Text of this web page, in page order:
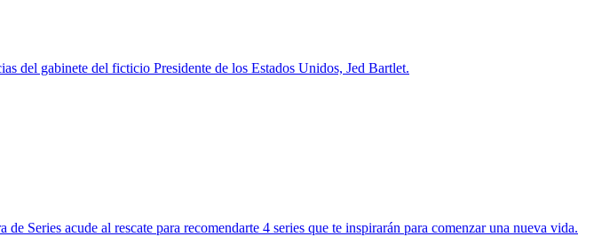
del gabinete del ficticio Presidente de los Estados Unidos, Jed Bartlet.
Series acude al rescate para recomendarte 4 series que te inspirarán para comenzar una nueva vida.